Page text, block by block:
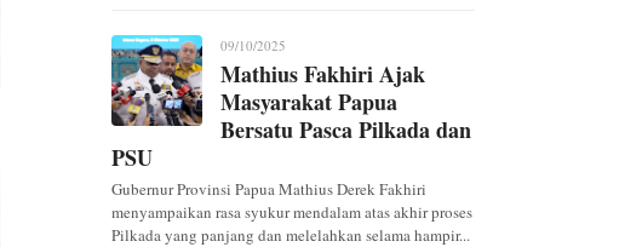
09/10/2025
Mathius Fakhiri Ajak
Masyarakat Papua
Bersatu Pasca Pilkada dan
PSU
Gubernur Provinsi Papua Mathius Derek Fakhiri
menyampaikan rasa syukur mendalam atas akhir proses
Pilkada yang panjang dan melelahkan selama hampir...